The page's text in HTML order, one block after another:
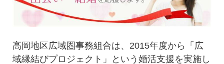
高岡地区広域圏事務組合は、2015年度から「広
域縁結びプロジェクト」という婚活支援を実施し